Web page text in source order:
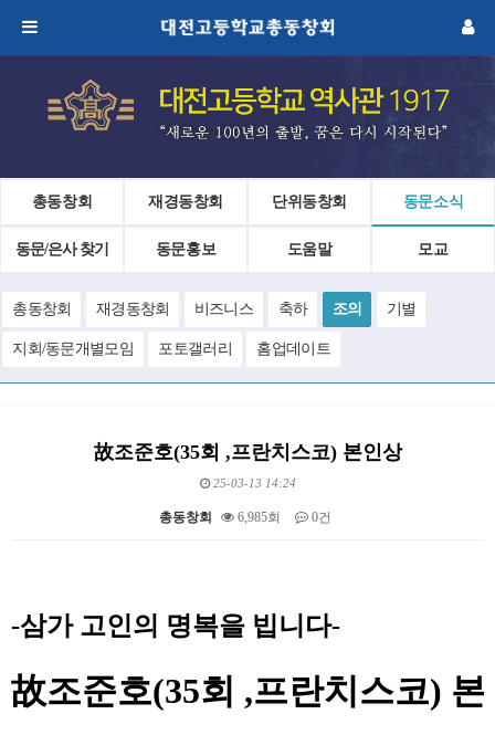
총동창회 재경동창회 단위동창회 동문소식
동문/은사 찾기 동문홍보 도움말 모교
총동창회 재경동창회 비즈니스 축하 조의 기별
지회/동문개별모임 포토갤러리 홈업데이트
故조준호(35회 ,프란치스코) 본인상
25-03-13 14:24
총동창회 6,985회 0건
-삼가 고인의 명복을 빕니다-
故조준호(35회 ,프란치스코)